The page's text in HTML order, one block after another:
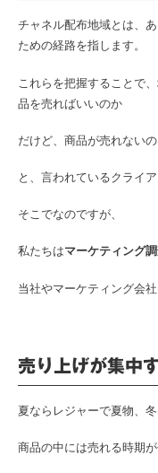
チャネル配布地域とは、
ための経路を指します。
これらを把握することで
品を売ればいいのか
だけど、商品が売れない
と、言われているクライ
そこでなのですが、
私たちはマーケティング
当社やマーケティング会
売り上げが集中
夏ならレジャーで夏物、
商品の中には売れる時期